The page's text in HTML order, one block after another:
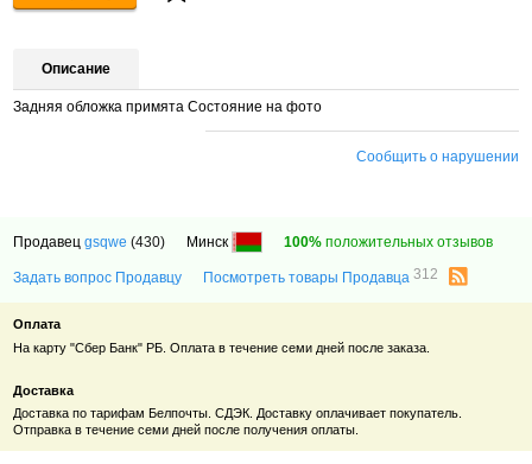
Описание
Задняя обложка примята Состояние на фото
Сообщить о нарушении
Продавецgsqwe (430) Минск 100% положительных отзывов
Задать вопрос Продавцу Посмотреть товары Продавца312
Оплата
На карту "Сбер Банк" РБ. Оплата в течение семи дней после заказа.
Доставка
Доставка по тарифам Белпочты. СДЭК. Доставку оплачивает покупатель.
Отправка в течение семи дней после получения оплаты.